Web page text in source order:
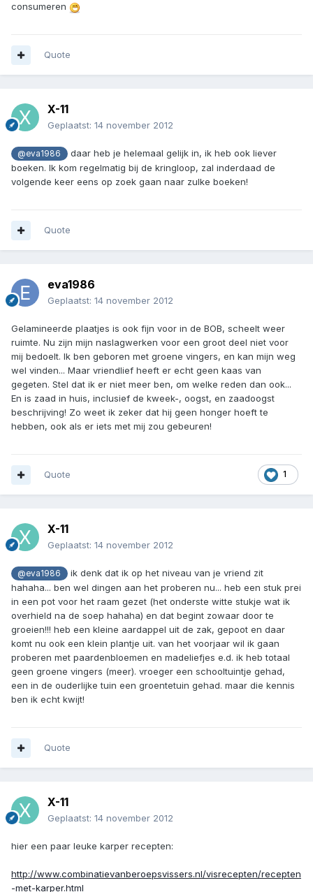
consumeren
Quote
X-11
Geplaatst: 14 november 2012
@eva1986
daar heb je helemaal gelijk in, ik heb ook liever
boeken. Ik kom regelmatig bij de kringloop, zal inderdaad de
volgende keer eens op zoek gaan naar zulke boeken!
Quote
eva1986
Geplaatst: 14 november 2012
Gelamineerde plaatjes is ook fijn voor in de BOB, scheelt weer
ruimte. Nu zijn mijn naslagwerken voor een groot deel niet voor
mij bedoelt. Ik ben geboren met groene vingers, en kan mijn weg
wel vinden... Maar vriendlief heeft er echt geen kaas van
gegeten. Stel dat ik er niet meer ben, om welke reden dan ook...
En is zaad in huis, inclusief de kweek-, oogst, en zaadoogst
beschrijving! Zo weet ik zeker dat hij geen honger hoeft te
hebben, ook als er iets met mij zou gebeuren!
1
Quote
X-11
Geplaatst: 14 november 2012
@eva1986
ik denk dat ik op het niveau van je vriend zit
hahaha... ben wel dingen aan het proberen nu... heb een stuk prei
in een pot voor het raam gezet (het onderste witte stukje wat ik
overhield na de soep hahaha) en dat begint zowaar door te
groeien!!! heb een kleine aardappel uit de zak, gepoot en daar
komt nu ook een klein plantje uit. van het voorjaar wil ik gaan
proberen met paardenbloemen en madeliefjes e.d. ik heb totaal
geen groene vingers (meer). vroeger een schooltuintje gehad,
een in de ouderlijke tuin een groentetuin gehad. maar die kennis
ben ik echt kwijt!
Quote
X-11
Geplaatst: 14 november 2012
hier een paar leuke karper recepten:
http://www.combinatievanberoepsvissers.nl/visrecepten/recepten
-met-karper.html